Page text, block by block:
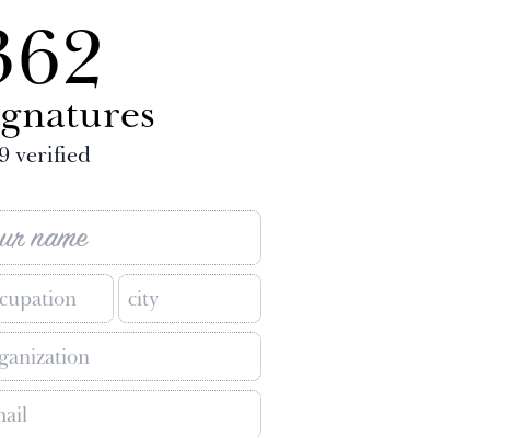
verified